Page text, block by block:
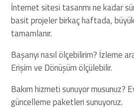
İnternet sitesi tasarımı ne kadar
basit projeler birkaç haftada,
tamamlanır.
Başarıyı nasıl ölçebilirim? İzleme
Erişim ve Dönüşüm ölçülebilir.
Bakım hizmeti sunuyor musunuz?
güncelleme paketleri sunuyoruz.